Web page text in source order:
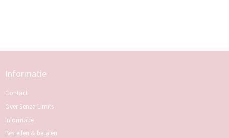
Informatie
Contact
Over Senza Limits
Informatie
Bestellen & betalen